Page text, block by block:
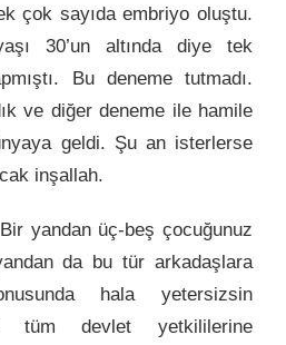
çok sayıda embriyo oluştu.
30’un altında diye tek
Bu deneme tutmadı.
ve diğer deneme ile hamile
geldi. Şu an isterlerse
inşallah.
yandan üç-beş çocuğunuz
da bu tür arkadaşlara
hala yetersizsin
tüm devlet yetkililerine